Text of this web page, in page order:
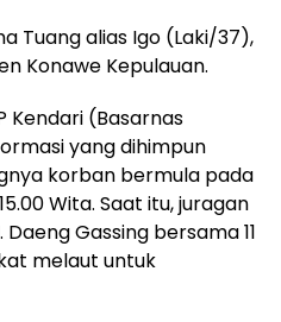
Tuang alias Igo (Laki/37),
Konawe Kepulauan.
Kendari (Basarnas
yang dihimpun
korban bermula pada
Wita. Saat itu, juragan
Gassing bersama 11
melaut untuk